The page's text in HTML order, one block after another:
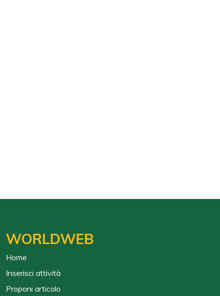
WORLDWEB
Home
Inserisci attività
Proponi articolo